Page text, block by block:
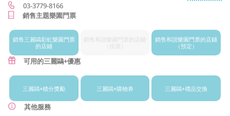
03-3779-8166
銷售主題樂園門票
銷售三麗鷗彩虹樂園門票
的店鋪
銷售和諧樂園
門票的店鋪
銷售和諧樂園門票的店鋪
（預定）
可用的三麗鷗+優惠
三麗鷗+積分獎勵 三麗鷗+購物券 三麗鷗+禮品交換
其他服務